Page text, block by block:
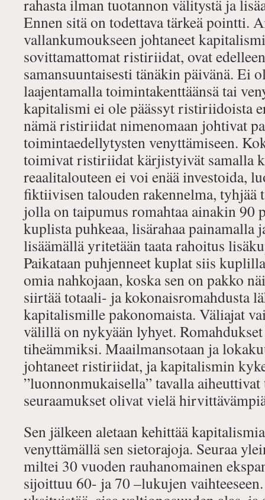
rahasta ilman tuotannon välitystä ja
Ennen sitä on todettava tärkeä pointti.
vallankumoukseen johtaneet
sovittamattomat ristiriidat, ovat
samansuuntaisesti tänäkin päivänä. Ei
laajentamalla toimintakenttäänsä tai
kapitalismi ei ole päässyt ristiriidoista
nämä ristiriidat nimenomaan johtivat
toimintaedellytysten venyttämiseen.
toimivat ristiriidat kärjistyivät samalla
reaalitalouteen ei voi enää investoida,
fiktiivisen talouden rakennelma, tyhjää
jolla on taipumus romahtaa ainakin 90
kuplista puhkeaa, lisärahaa painamalla
lisäämällä yritetään taata rahoitus
Paikataan puhjenneet kuplat siis
omia nahkojaan, koska sen on pakko
siirtää totaali- ja kokonaisromahdusta
kapitalismille pakonomaista. Väliajat
välillä on nykyään lyhyet.
tiheämmiksi. Maailmansotaan ja
johtaneet ristiriidat, ja kapitalismin
”luonnonmukaisella” tavalla
seuraamukset olivat vielä
Sen jälkeen aletaan kehittää
venyttämällä sen sietorajoja. Seuraa
miltei 30 vuoden rauhanomainen
sijoittuu 60- ja 70 –lukujen